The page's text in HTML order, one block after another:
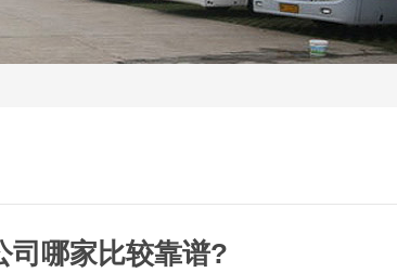
司哪家比较靠谱?